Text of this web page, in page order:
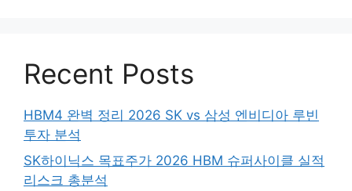
Recent Posts
HBM4 완벽 정리 2026 SK vs 삼성 엔비디아 루빈
투자 분석
SK하이닉스 목표주가 2026 HBM 슈퍼사이클 실적
리스크 총분석